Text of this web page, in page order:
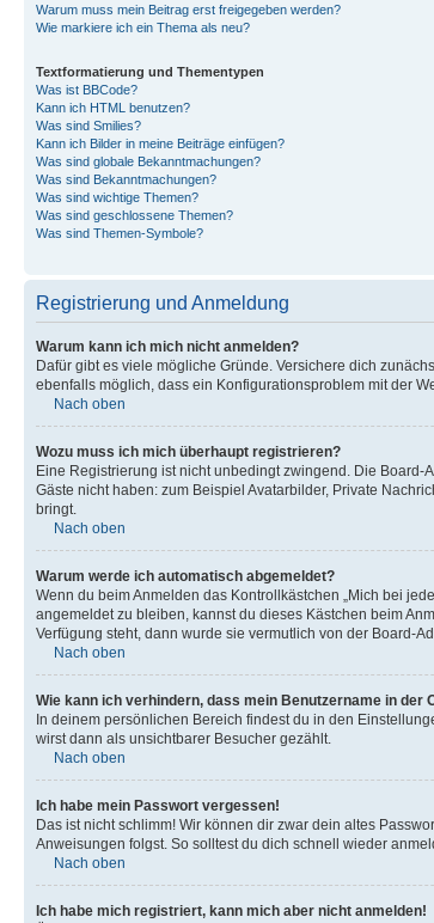
Warum muss mein Beitrag erst freigegeben werden?
Wie markiere ich ein Thema als neu?
Textformatierung und Thementypen
Was ist BBCode?
Kann ich HTML benutzen?
Was sind Smilies?
Kann ich Bilder in meine Beiträge einfügen?
Was sind globale Bekanntmachungen?
Was sind Bekanntmachungen?
Was sind wichtige Themen?
Was sind geschlossene Themen?
Was sind Themen-Symbole?
Registrierung und Anmeldung
Warum kann ich mich nicht anmelden?
Dafür gibt es viele mögliche Gründe. Versichere dich
ebenfalls möglich, dass ein Konfigurationsproblem mit der
Nach oben
Wozu muss ich mich überhaupt registrieren?
Eine Registrierung ist nicht unbedingt zwingend. Die Board-
Gäste nicht haben: zum Beispiel Avatarbilder, Private
bringt.
Nach oben
Warum werde ich automatisch abgemeldet?
Wenn du beim Anmelden das Kontrollkästchen „Mich bei
angemeldet zu bleiben, kannst du dieses Kästchen beim
Verfügung steht, dann wurde sie vermutlich von der Board-
Nach oben
Wie kann ich verhindern, dass mein Benutzername in der
In deinem persönlichen Bereich findest du in den
wirst dann als unsichtbarer Besucher gezählt.
Nach oben
Ich habe mein Passwort vergessen!
Das ist nicht schlimm! Wir können dir zwar dein altes
Anweisungen folgst. So solltest du dich schnell wieder
Nach oben
Ich habe mich registriert, kann mich aber nicht anmelden!